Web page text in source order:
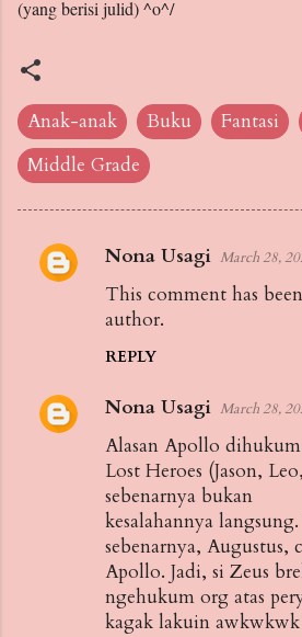
(yang berisi julid) ^o^/
Anak-anak Buku Fantasi
Middle Grade
C
n
Nona Usagi March 28,
This comment has
author.
REPLY
Nona Usagi March 28,
Alasan Apollo
Lost Heroes (Jason,
sebenarnya bukan
kesalahannya
sebenarnya, Augustus,
Apollo. Jadi, si Zeus
ngehukum org atas
kagak lakuin awkwkwk